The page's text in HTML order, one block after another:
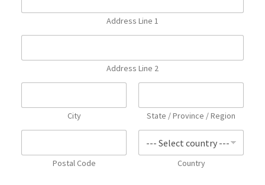
Address Line 1
Address Line 2
City State / Province / Region
Postal Code Country